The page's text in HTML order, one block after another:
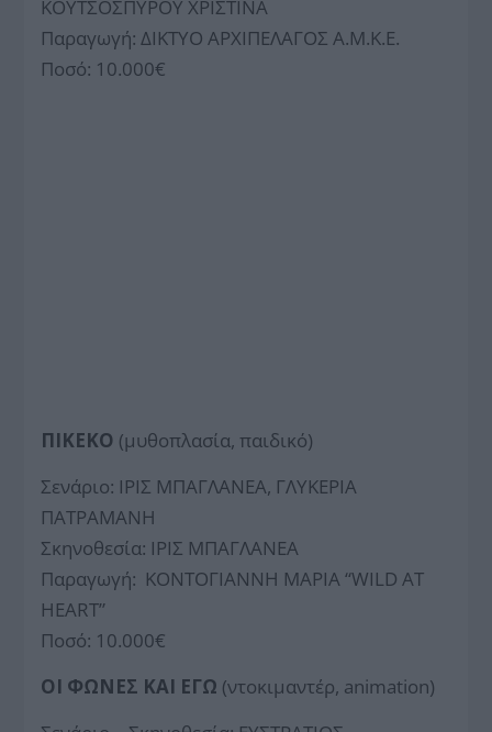
ΚΟΥΤΣΟΣΠΥΡΟΥ ΧΡΙΣΤΙΝΑ
Παραγωγή: ΔΙΚΤΥΟ ΑΡΧΙΠΕΛΑΓΟΣ Α.Μ.Κ.Ε.
Ποσό: 10.000€
ΠΙΚΕΚΟ (μυθοπλασία, παιδικό)
Σενάριο: ΙΡΙΣ ΜΠΑΓΛΑΝΕΑ, ΓΛΥΚΕΡΙΑ
ΠΑΤΡΑΜΑΝΗ
Σκηνοθεσία: ΙΡΙΣ ΜΠΑΓΛΑΝΕΑ
Παραγωγή: ΚΟΝΤΟΓΙΑΝΝΗ ΜΑΡΙΑ “WILD AT
HEART”
Ποσό: 10.000€
ΟΙ ΦΩΝΕΣ ΚΑΙ ΕΓΩ (ντοκιμαντέρ, animation)